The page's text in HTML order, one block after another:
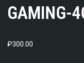
GAMING-
₽300.00